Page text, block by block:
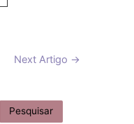
Next Artigo →
Pesquisar